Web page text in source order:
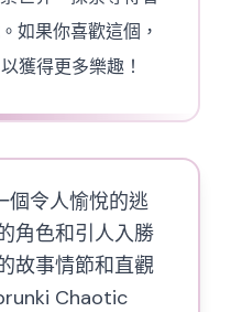
如果你喜歡這個，
獲得更多樂趣！
個令人愉悅的逃
角色和引人入勝
故事情節和直觀
Chaotic